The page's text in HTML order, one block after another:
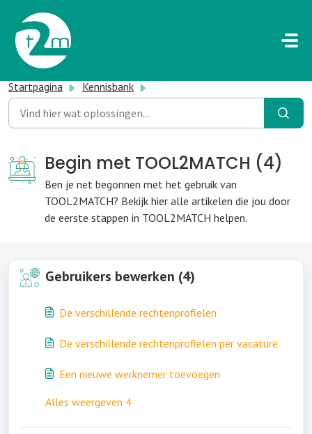
Startpagina Kennisbank
Begin met TOOL2MATCH (4)
Ben je net begonnen met het gebruik van
TOOL2MATCH? Bekijk hier alle artikelen die jou door
de eerste stappen in TOOL2MATCH helpen.
Gebruikers bewerken (4)
De verschillende rechtenprofielen
De verschillende rechtenprofielen per vacature
Een nieuwe werknemer toevoegen
Alles weergeven 4